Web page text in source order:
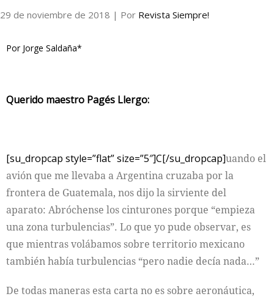
29 de noviembre de 2018 | Por Revista Siempre!
Por Jorge Saldaña*
Querido maestro Pagés Llergo:
[su_dropcap style=”flat” size=”5″]C[/su_dropcap]uando el
avión que me llevaba a Argentina cruzaba por la
frontera de Guatemala, nos dijo la sirviente del
aparato: Abróchense los cinturones porque “empieza
una zona turbulencias”. Lo que yo pude observar, es
que mientras volábamos sobre territorio mexicano
también había turbulencias “pero nadie decía nada…”
De todas maneras esta carta no es sobre aeronáutica,